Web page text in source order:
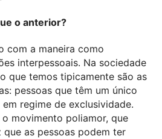
o anterior?
com a maneira como
interpessoais. Na sociedade
que temos tipicamente são as
pessoas que têm um único
regime de exclusividade.
movimento poliamor, que
as pessoas podem ter